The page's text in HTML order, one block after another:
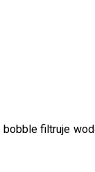
filtruje